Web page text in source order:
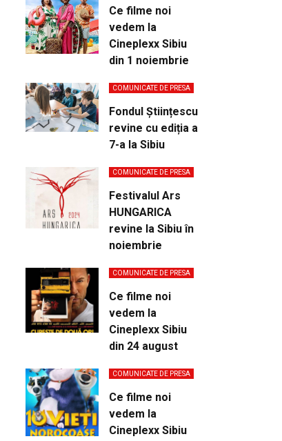
Ce filme noi
vedem la
Cineplexx Sibiu
din 1 noiembrie
COMUNICATE DE PRESA
Fondul Științescu
revine cu ediția a
7-a la Sibiu
COMUNICATE DE PRESA
Festivalul Ars
HUNGARICA
revine la Sibiu în
noiembrie
COMUNICATE DE PRESA
Ce filme noi
vedem la
Cineplexx Sibiu
din 24 august
COMUNICATE DE PRESA
Ce filme noi
vedem la
Cineplexx Sibiu